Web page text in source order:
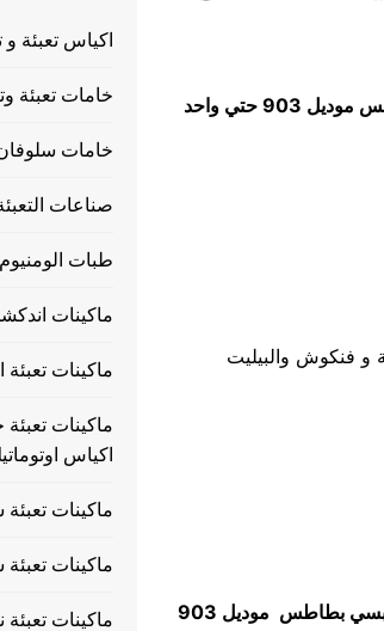
آلة تعبئة وتغليف شيبس وسناكس وكاراتية و فنكوش والبيليت ومقرمشات وشيبسي بطاطس موديل 903 حتي واحد
و فنكوش والبيليت
بطاطس
موديل 903
اكياس تعبئة و
خامات تعبئة
خامات
صناعات
طبات
ماكينات
ماكينات تعبئة
ماكينات
اكياس
ماكينات
ماكينات
ماكينات